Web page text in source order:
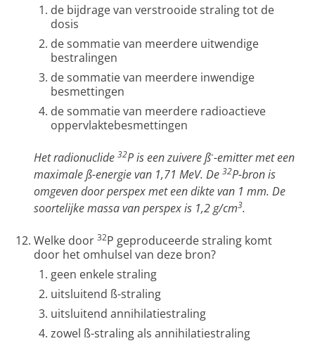
de bijdrage van verstrooide straling tot de
dosis
de sommatie van meerdere uitwendige
bestralingen
de sommatie van meerdere inwendige
besmettingen
de sommatie van meerdere radioactieve
oppervlaktebesmettingen
Het radionuclide 32P is een zuivere ß--emitter met een
maximale ß-energie van 1,71 MeV. De 32P-bron is
omgeven door perspex met een dikte van 1 mm. De
soortelijke massa van perspex is 1,2 g/cm3.
Welke door 32P geproduceerde straling komt
door het omhulsel van deze bron?
geen enkele straling
uitsluitend ß-straling
uitsluitend annihilatiestraling
zowel ß-straling als annihilatiestraling